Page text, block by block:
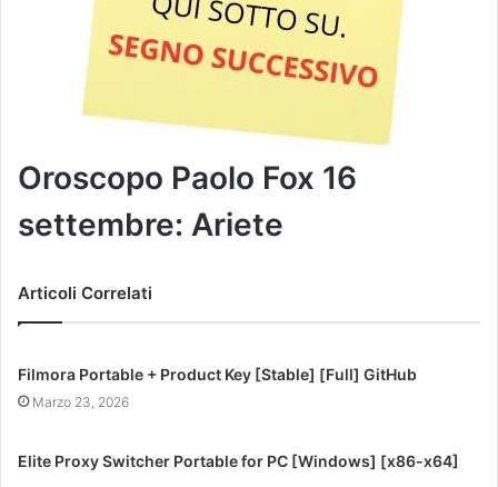
Oroscopo Paolo Fox 16
settembre: Ariete
Articoli Correlati
Filmora Portable + Product Key [Stable] [Full] GitHub
Marzo 23, 2026
Elite Proxy Switcher Portable for PC [Windows] [x86-x64]